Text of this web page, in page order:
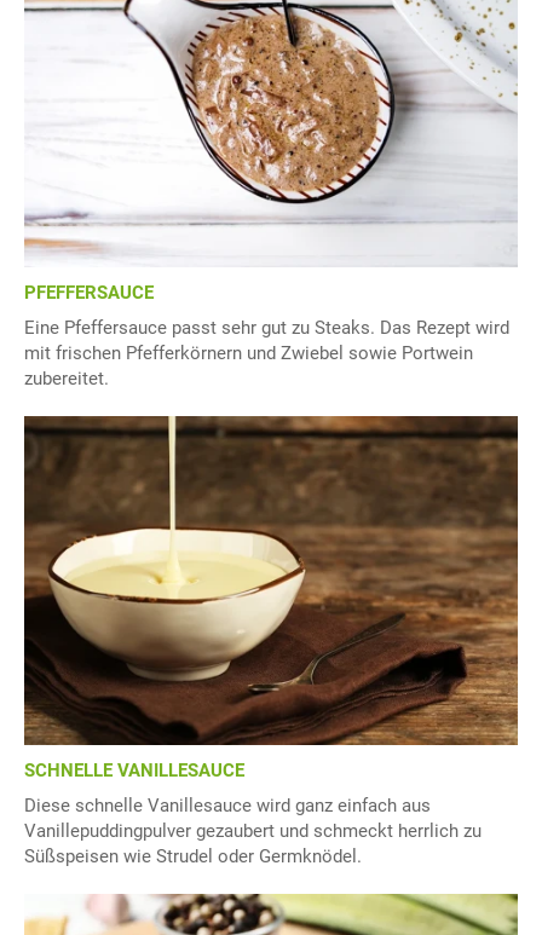
PFEFFERSAUCE
Eine Pfeffersauce passt sehr gut zu Steaks. Das Rezept wird
mit frischen Pfefferkörnern und Zwiebel sowie Portwein
zubereitet.
SCHNELLE VANILLESAUCE
Diese schnelle Vanillesauce wird ganz einfach aus
Vanillepuddingpulver gezaubert und schmeckt herrlich zu
Süßspeisen wie Strudel oder Germknödel.